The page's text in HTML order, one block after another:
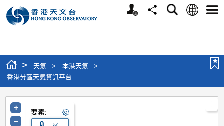
個人版網站
分享 搜尋 語言 選單
> 天氣 > 本港天氣
>
香港分區天氣資訊平台
要素:
+
–